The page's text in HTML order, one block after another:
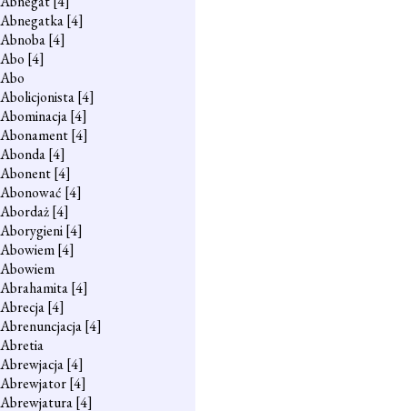
Abnegatka[4]
Abnoba[4]
Abo [4]
Abo
Abolicjonista[4]
Abominacja[4]
Abonament[4]
Abonda[4]
Abonent[4]
Abonować [4]
Abordaż[4]
Aborygieni[4]
Abowiem[4]
Abowiem
Abrahamita[4]
Abrecja[4]
Abrenuncjacja[4]
Abretia
Abrewjacja[4]
Abrewjator[4]
Abrewjatura[4]